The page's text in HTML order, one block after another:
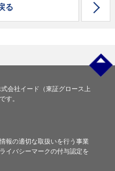
る
会社イード（東証グロース上
す。
報の適切な取扱いを行う事業
イバシーマークの付与認定を